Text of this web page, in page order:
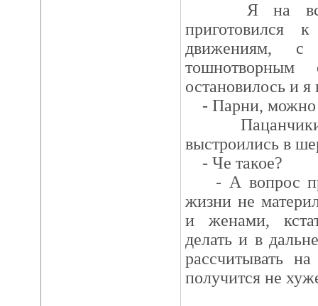
Я на
приготовился
движениям, с
тошнотворным
остановилось и я
- Парни, можно
Пацанчики
выстроились в
- Че такое?
- А вопрос
жизни не
и женами,
делать и в
рассчитывать
получится не